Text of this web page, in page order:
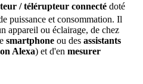
/ télérupteur connecté doté
puissance et consommation. Il
appareil ou éclairage, de chez
smartphone ou des assistants
Alexa) et d'en mesurer